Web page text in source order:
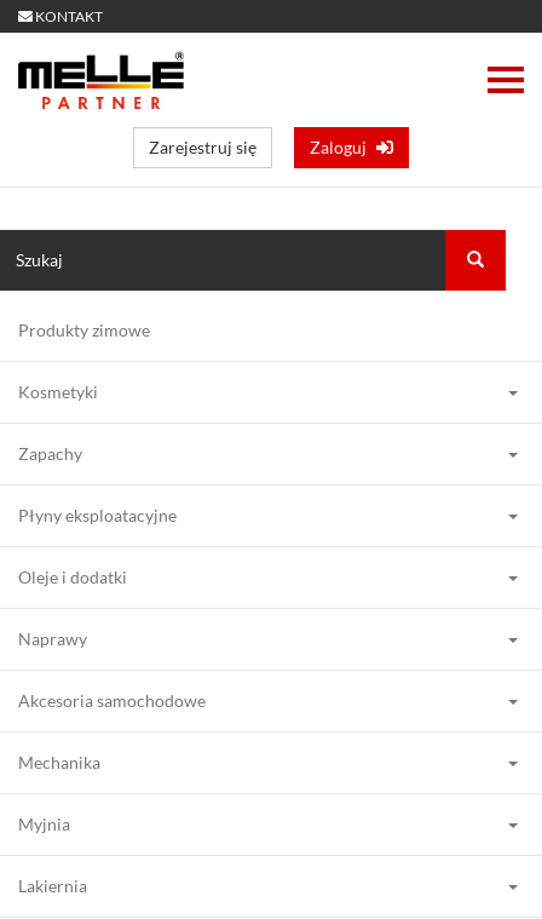
KONTAKT
Zarejestruj się Zaloguj
Produkty zimowe
Kosmetyki
Zapachy
Płyny eksploatacyjne
Oleje i dodatki
Naprawy
Akcesoria samochodowe
Mechanika
Myjnia
Lakiernia